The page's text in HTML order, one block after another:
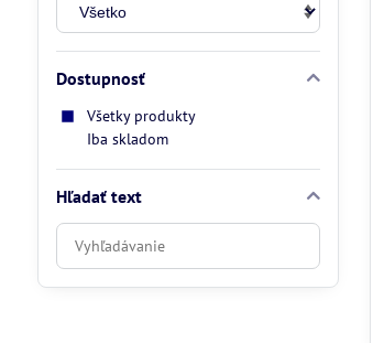
Dostupnosť
Všetky produkty
Iba skladom
Hľadať text
Prehľadať
výsledky
filtra